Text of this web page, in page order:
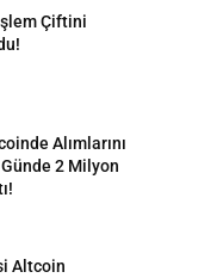
Çiftini
Alımlarını
Günde 2 Milyon
Altcoin